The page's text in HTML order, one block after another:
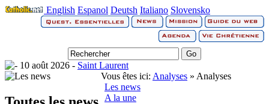
English Espanol Deutsh Italiano Slovensko
10 août 2026 - Saint Laurent
Vous êtes ici: Analyses » Analyses
Les news
A la une